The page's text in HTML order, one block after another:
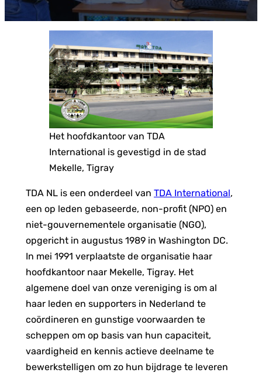
Het hoofdkantoor van TDA
International is gevestigd in de stad
Mekelle, Tigray
TDA NL is een onderdeel van TDA International,
een op leden gebaseerde, non-profit (NPO) en
niet-gouvernementele organisatie (NGO),
opgericht in augustus 1989 in Washington DC.
In mei 1991 verplaatste de organisatie haar
hoofdkantoor naar Mekelle, Tigray. Het
algemene doel van onze vereniging is om al
haar leden en supporters in Nederland te
coördineren en gunstige voorwaarden te
scheppen om op basis van hun capaciteit,
vaardigheid en kennis actieve deelname te
bewerkstelligen om zo hun bijdrage te leveren